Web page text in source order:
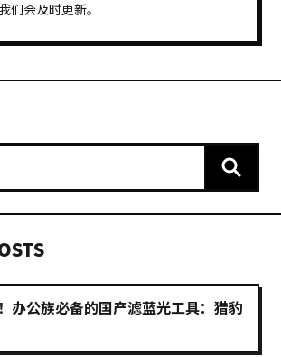
们会及时更新。
办公族必备的国产滤蓝光工具：猎豹